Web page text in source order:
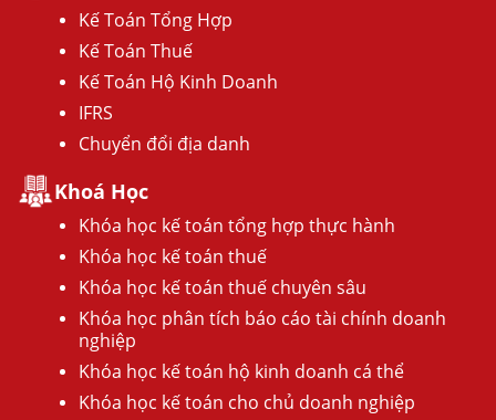
Kế Toán Tổng Hợp
Kế Toán Thuế
Kế Toán Hộ Kinh Doanh
IFRS
Chuyển đổi địa danh
Khoá Học
Khóa học kế toán tổng hợp thực hành
Khóa học kế toán thuế
Khóa học kế toán thuế chuyên sâu
Khóa học phân tích báo cáo tài chính doanh
nghiệp
Khóa học kế toán hộ kinh doanh cá thể
Khóa học kế toán cho chủ doanh nghiệp